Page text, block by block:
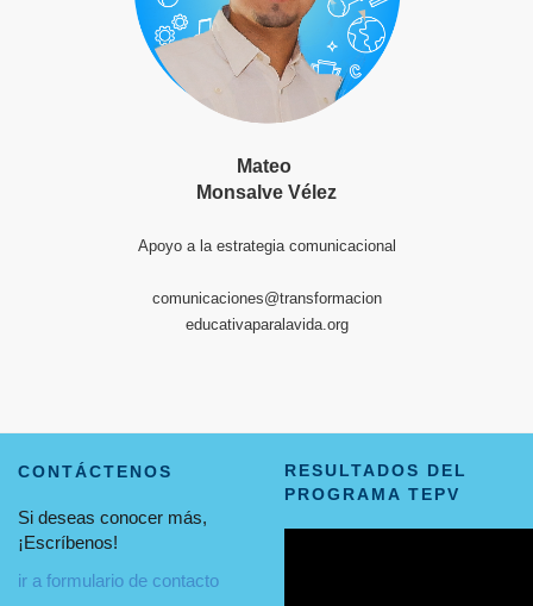
Mateo
Monsalve Vélez
Apoyo a la estrategia comunicacional
comunicaciones@transformacion
educativaparalavida.org
CONTÁCTENOS
Si deseas conocer más,
¡Escríbenos!
ir a formulario de contacto
RESULTADOS DEL
PROGRAMA TEPV